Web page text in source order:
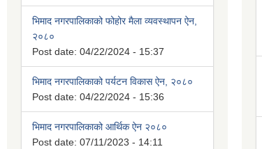
भिमाद नगरपालिकाको फोहोर मैला व्यवस्थापन ऐन,
२०८०
Post date: 04/22/2024 - 15:37
भिमाद नगरपालिकाको पर्यटन विकास ऐन, २०८०
Post date: 04/22/2024 - 15:36
भिमाद नगरपालिकाको आर्थिक ऐन २०८०
Post date: 07/11/2023 - 14:11